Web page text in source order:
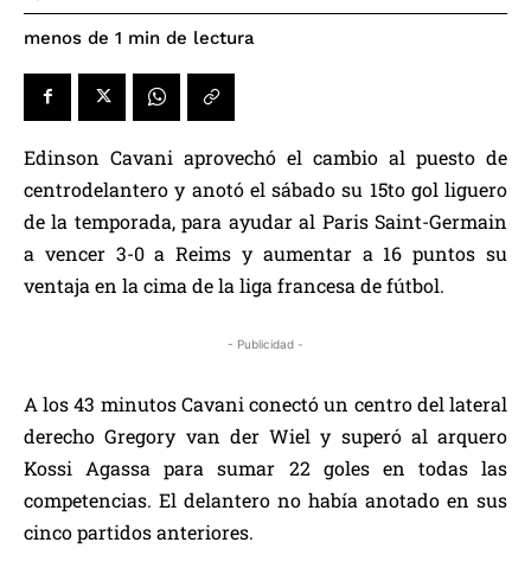
menos de 1 min de lectura
Edinson Cavani aprovechó el cambio al puesto de
centrodelantero y anotó el sábado su 15to gol liguero
de la temporada, para ayudar al Paris Saint-Germain
a vencer 3-0 a Reims y aumentar a 16 puntos su
ventaja en la cima de la liga francesa de fútbol.
- Publicidad -
A los 43 minutos Cavani conectó un centro del lateral
derecho Gregory van der Wiel y superó al arquero
Kossi Agassa para sumar 22 goles en todas las
competencias. El delantero no había anotado en sus
cinco partidos anteriores.